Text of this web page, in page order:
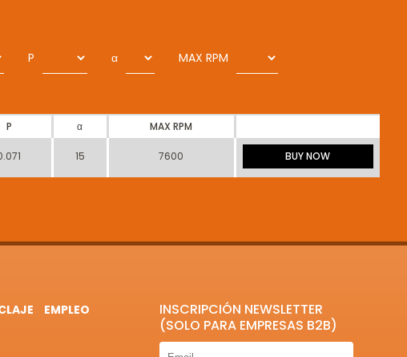
P α MAX RPM
P α
MAX RPM
15 7600 BUY NOW
EMPLEO
INSCRIPCIÓN NEWSLETTER
(SOLO PARA EMPRESAS B2B)